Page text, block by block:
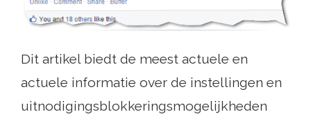
Dit artikel biedt de meest actuele en
actuele informatie over de instellingen en
uitnodigingsblokkeringsmogelijkheden